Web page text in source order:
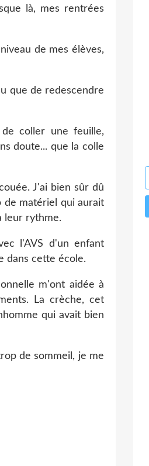
là, mes rentrées
de mes élèves,
que de redescendre
coller une feuille,
doute... que la colle
J'ai bien sûr dû
de matériel qui aurait
leur rythme.
l'AVS d'un enfant
dans cette école.
m'ont aidée à
La crèche, cet
qui avait bien
de sommeil, je me